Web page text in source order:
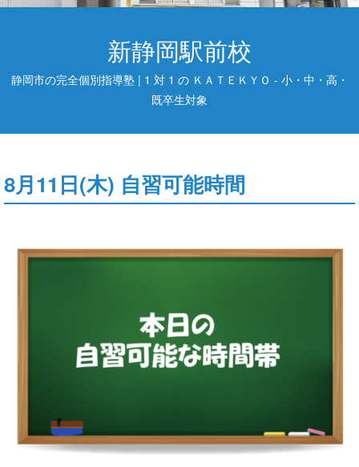
新静岡駅前校
静岡市の完全個別指導塾 | 1 対 1 の ＫＡＴＥＫＹＯ - 小・中・高・
既卒生対象
8月11日(木) 自習可能時間